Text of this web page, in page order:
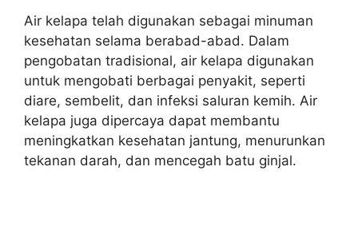
Air kelapa telah digunakan sebagai minuman
kesehatan selama berabad-abad. Dalam
pengobatan tradisional, air kelapa digunakan
untuk mengobati berbagai penyakit, seperti
diare, sembelit, dan infeksi saluran kemih. Air
kelapa juga dipercaya dapat membantu
meningkatkan kesehatan jantung, menurunkan
tekanan darah, dan mencegah batu ginjal.